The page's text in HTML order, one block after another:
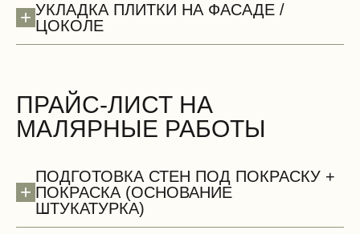
+ УКЛАДКА ПЛИТКИ НА ФАСАДЕ /
ЦОКОЛЕ
ПРАЙС-ЛИСТ НА
МАЛЯРНЫЕ РАБОТЫ
+
ПОДГОТОВКА СТЕН ПОД ПОКРАСКУ +
ПОКРАСКА (ОСНОВАНИЕ
ШТУКАТУРКА)